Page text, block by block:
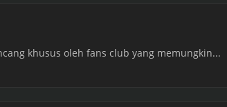
khusus oleh fans club yang memungkin...